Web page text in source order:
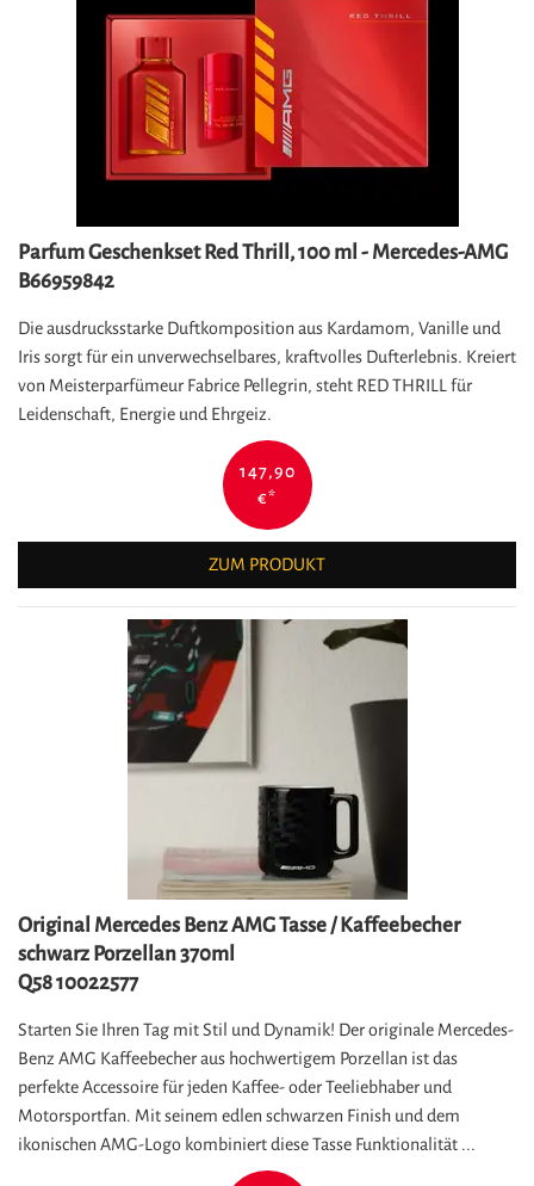
Parfum Geschenkset Red Thrill, 100 ml - Mercedes-AMG
B66959842
Die ausdrucksstarke Duftkomposition aus Kardamom, Vanille und
Iris sorgt für ein unverwechselbares, kraftvolles Dufterlebnis. Kreiert
von Meisterparfümeur Fabrice Pellegrin, steht RED THRILL für
Leidenschaft, Energie und Ehrgeiz.
147,90
€*
ZUM PRODUKT
Original Mercedes Benz AMG Tasse / Kaffeebecher
schwarz Porzellan 370ml
Q58 10022577
Starten Sie Ihren Tag mit Stil und Dynamik! Der originale Mercedes-
Benz AMG Kaffeebecher aus hochwertigem Porzellan ist das
perfekte Accessoire für jeden Kaffee- oder Teeliebhaber und
Motorsportfan. Mit seinem edlen schwarzen Finish und dem
ikonischen AMG-Logo kombiniert diese Tasse Funktionalität ...